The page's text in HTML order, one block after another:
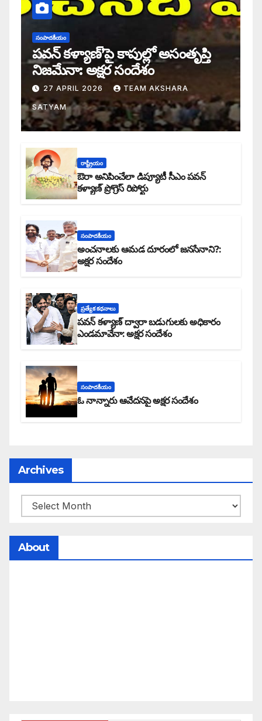
సంపాదకీయం
పవన్ కళ్యాణ్’పై కాపుల్లో అసంతృప్తి
నిజమేనా: అక్షర సందేశం
27 APRIL 2026 TEAM AKSHARA
SATYAM
రాష్ట్రీయం
ఔరా అనిపించేలా డిప్యూటీ సీఎం పవన్
కళ్యాణ్ ప్రోగ్రెస్ రిపోర్టు
సంపాదకీయం
అంచనాలకు ఆమడ దూరంలో జనసేనాని?:
అక్షర సందేశం
ప్రత్యేక కధనాలు
పవన్ కళ్యాణ్ ద్వారా బడుగులకు అధికారం
ఎండమావేనా: అక్షర సందేశం
సంపాదకీయం
ఓ నాన్నారు ఆవేదనపై అక్షర సందేశం
Archives
About